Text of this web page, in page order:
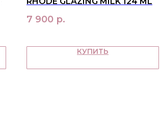
7 900 р.
КУПИТЬ